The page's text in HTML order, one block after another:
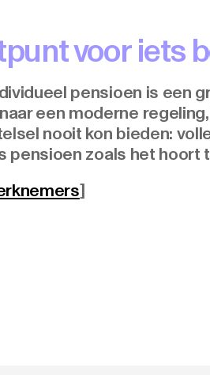
voor iets
pensioen is een
een moderne
nooit kon bieden:
pensioen zoals het hoort
]